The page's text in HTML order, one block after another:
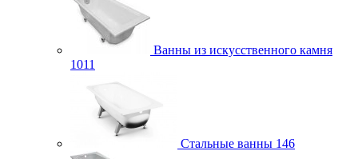
Ванны из искусственного камня
1011
Стальные ванны 146